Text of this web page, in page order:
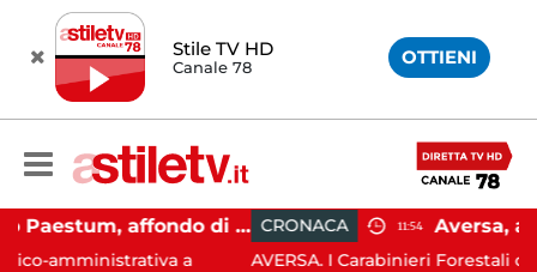
Stile TV HD
Canale 78 OTTIENI
Capaccio Paestum, affondo di Forza Italia: "Paolino è arrivato al capolinea"
a
CRONACA 11:54
AVERSA. I Carabinieri Forestali di